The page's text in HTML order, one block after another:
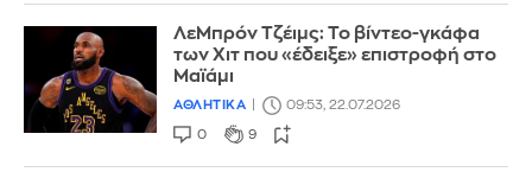
ΛεΜπρόν Τζέιμς: Το βίντεο-γκάφα
των Χιτ που «έδειξε» επιστροφή στο
Μαϊάμι
ΑΘΛΗΤΙΚΑ 09:53, 22.07.2026
0 9